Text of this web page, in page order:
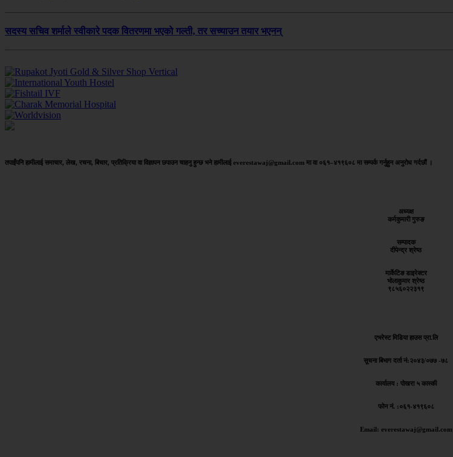
सदस्य सचिव शर्माले स्वीकारे पदक वितरणमा भएको गल्ती, तर सच्याउन तयार भएनन्
तपाईंपनि हामीलाई समाचार, लेख, रचना, बिचार, प्रतिक्रिया वा विज्ञापन छपाउन चाहनु हुन्छ भने हामीलाई everestawaj@gmail.com मा वा ०६१–४१९६०८ मा सम्पर्क गर्नुहुन अनुरोध गर्दछौं ।
अध्यक्ष
कर्मकुमारी गुरुङ
सम्पादक
दीपेन्द्र श्रेष्ठ
मार्केटिङ डाइरेक्टर
भोलाकुमार श्रेष्ठ
९८५६०२२३१९
एभरेस्ट मिडिया हाउस प्रा.लि
सूचना बिभाग दर्ता नं:२०४३/०७७ -७८
कार्यालय : पोखरा ५ कास्की
फोन नं. :०६१-४१९६०८
Email: everestawaj@gmail.com